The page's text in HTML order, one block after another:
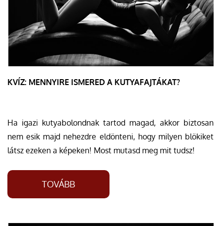
KVÍZ: MENNYIRE ISMERED A KUTYAFAJTÁKAT?
Ha igazi kutyabolondnak tartod magad, akkor biztosan
nem esik majd nehezdre eldönteni, hogy milyen blökiket
látsz ezeken a képeken! Most mutasd meg mit tudsz!
TOVÁBB